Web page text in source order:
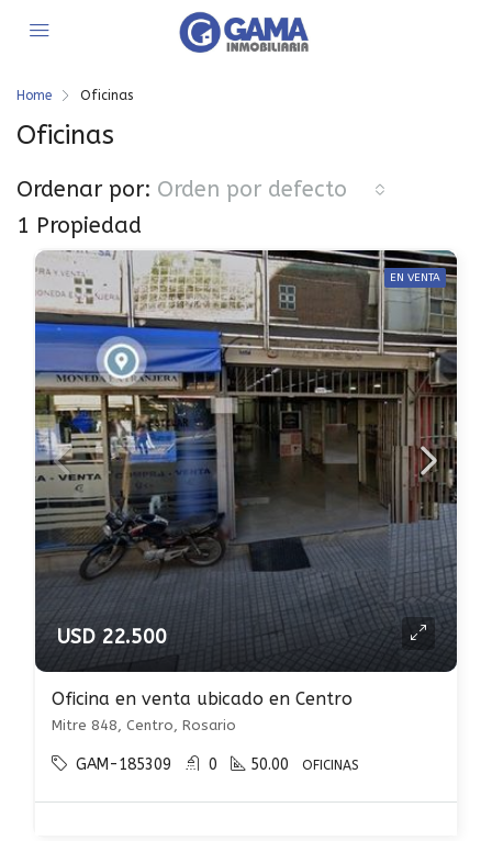
Home Oficinas
Oficinas
1 Propiedad
Ordenar por: Orden por defecto
EN VENTA
USD 22.500
Oficina en venta ubicado en Centro
Mitre 848, Centro, Rosario
GAM-185309 0 50.00 OFICINAS